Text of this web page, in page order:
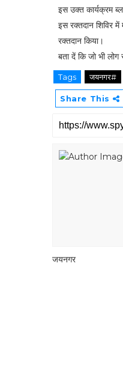
इस उक्त कार्यक्रम
इस रक्तदान शिविर
रक्तदान किया।
बता दें कि जो भी लोग
Tags जयनगर#
Share This
जयनगर